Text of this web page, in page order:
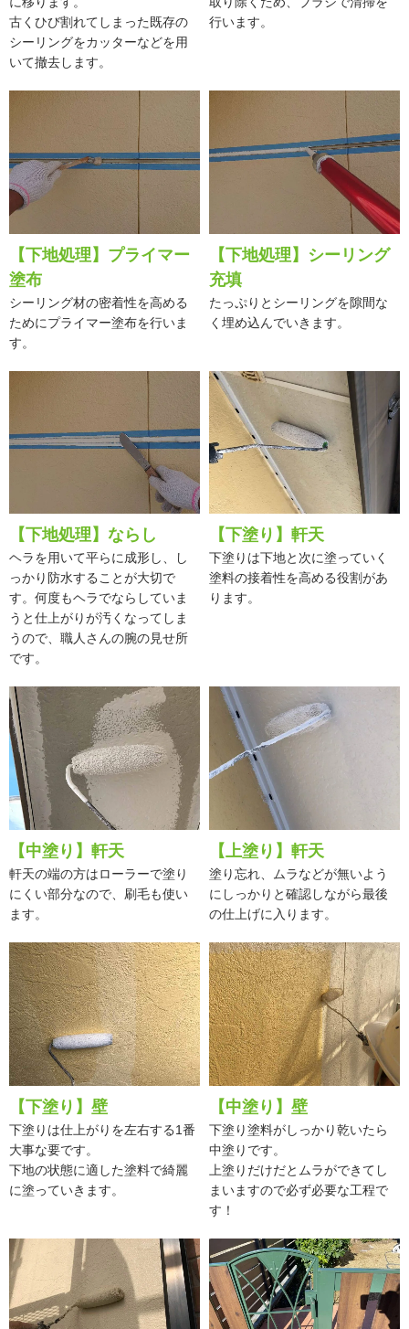
古くひび割れてしまった既存の
シーリングをカッターなどを用
いて撤去します。
行います。
【下地処理】プライマー
塗布
シーリング材の密着性を高める
ためにプライマー塗布を行いま
す。
【下地処理】シーリング
充填
たっぷりとシーリングを隙間な
く埋め込んでいきます。
【下地処理】ならし
ヘラを用いて平らに成形し、し
っかり防水することが大切で
す。何度もヘラでならしていま
うと仕上がりが汚くなってしま
うので、職人さんの腕の見せ所
です。
【下塗り】軒天
下塗りは下地と次に塗っていく
塗料の接着性を高める役割があ
ります。
【中塗り】軒天
軒天の端の方はローラーで塗り
にくい部分なので、刷毛も使い
ます。
【上塗り】軒天
塗り忘れ、ムラなどが無いよう
にしっかりと確認しながら最後
の仕上げに入ります。
【下塗り】壁
下塗りは仕上がりを左右する1番
大事な要です。
下地の状態に適した塗料で綺麗
に塗っていきます。
【中塗り】壁
下塗り塗料がしっかり乾いたら
中塗りです。
上塗りだけだとムラができてし
まいますので必ず必要な工程で
す！